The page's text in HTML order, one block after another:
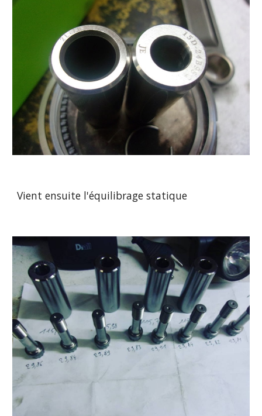
Vient ensuite l'équilibrage statique